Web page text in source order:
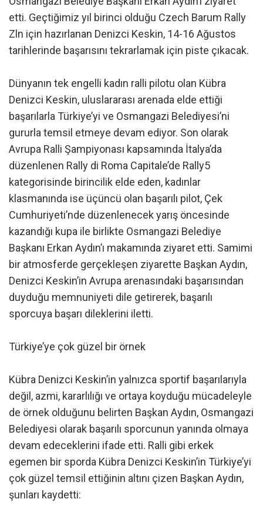
etti. Geçtiğimiz yıl birinci olduğu Czech Barum Rally
Zln için hazırlanan Denizci Keskin, 14-16 Ağustos
tarihlerinde başarısını tekrarlamak için piste çıkacak.
Dünyanın tek engelli kadın ralli pilotu olan Kübra
Denizci Keskin, uluslararası arenada elde ettiği
başarılarla Türkiye’yi ve Osmangazi Belediyesi’ni
gururla temsil etmeye devam ediyor. Son olarak
Avrupa Ralli Şampiyonası kapsamında İtalya’da
düzenlenen Rally di Roma Capitale’de Rally5
kategorisinde birincilik elde eden, kadınlar
klasmanında ise üçüncü olan başarılı pilot, Çek
Cumhuriyeti’nde düzenlenecek yarış öncesinde
kazandığı kupa ile birlikte Osmangazi Belediye
Başkanı Erkan Aydın’ı makamında ziyaret etti. Samimi
bir atmosferde gerçekleşen ziyarette Başkan Aydın,
Denizci Keskin’in Avrupa arenasındaki başarısından
duyduğu memnuniyeti dile getirerek, başarılı
sporcuya başarı dileklerini iletti.
Türkiye’ye çok güzel bir örnek
Kübra Denizci Keskin’in yalnızca sportif başarılarıyla
değil, azmi, kararlılığı ve ortaya koyduğu mücadeleyle
de örnek olduğunu belirten Başkan Aydın, Osmangazi
Belediyesi olarak başarılı sporcunun yanında olmaya
devam edeceklerini ifade etti. Ralli gibi erkek
egemen bir sporda Kübra Denizci Keskin’in Türkiye’yi
çok güzel temsil ettiğinin altını çizen Başkan Aydın,
şunları kaydetti: